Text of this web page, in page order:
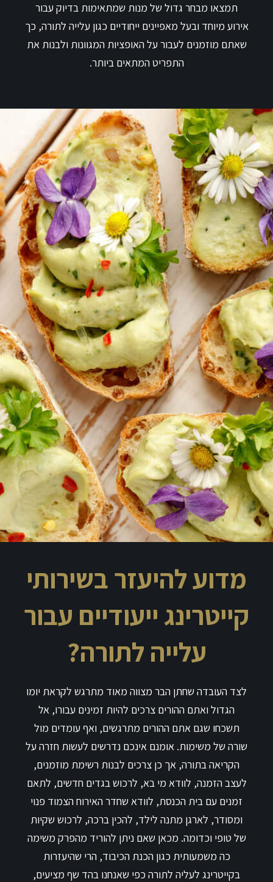
תמצאו מבחר גדול של מנות שמתאימות בדיוק עבור
אירוע מיוחד ובעל מאפיינים ייחודיים כגון עלייה לתורה, כך
שאתם מוזמנים לעבור על האופציות המגוונות ולבנות את
התפריט המתאים ביותר.
מדוע להיעזר בשירותי
קייטרינג ייעודיים עבור
עלייה לתורה?
לצד העובדה שחתן הבר מצווה מאוד מתרגש לקראת יומו
הגדול ואתם ההורים צרכים להיות זמינים עבורו, אל
תשכחו שגם אתם ההורים מתרגשים, ואף עומדים מול
שורה של משימות. אומנם אינכם נדרשים לעשות חזרה על
הקריאה בתורה, אך כן צרכים לבנות רשימת מוזמנים,
לעצב הזמנה, לוודא מי בא, לרכוש בגדים חדשים, לתאם
זמנים עם בית הכנסת, לוודא שחדר האירוח הצמוד פנוי
ומסודר, לארגן מתנה לילד, להכין ברכה, לרכוש שקיות
של טופי וכדומה. מכאן שאם ניתן להוריד מהפרק משימה
כה משמעותית כגון הכנת הכיבוד, הרי שהיעזרות
בקייטרינג לעליה לתורה כפי שאנחנו בהד שף מציעים,